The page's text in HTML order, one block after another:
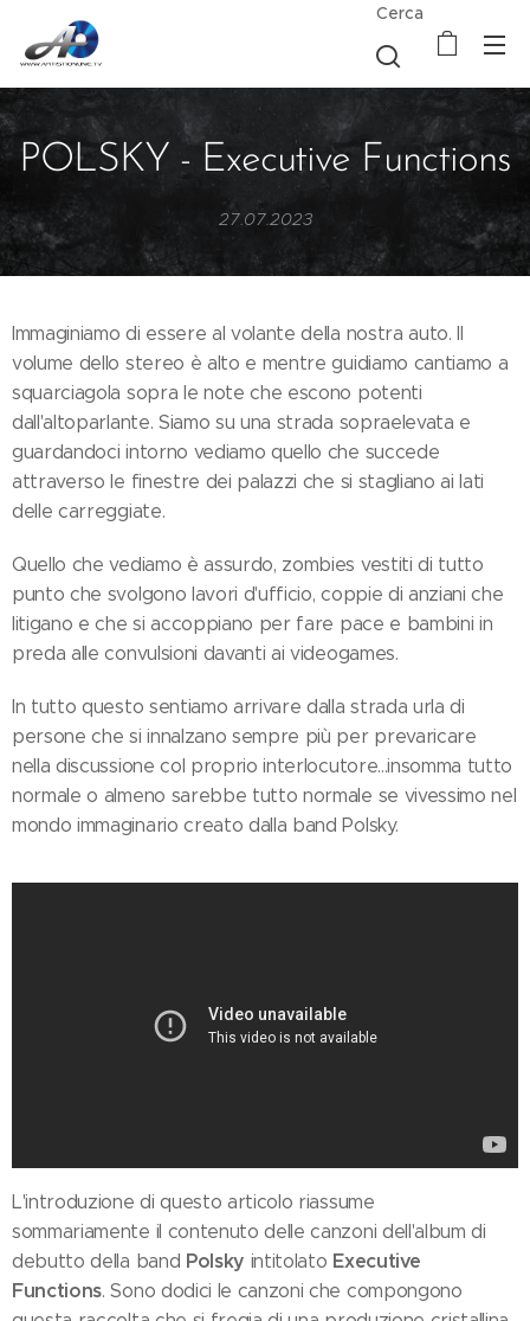
Cerca
POLSKY - Executive Functions
27.07.2023
Immaginiamo di essere al volante della nostra auto. Il
volume dello stereo è alto e mentre guidiamo cantiamo a
squarciagola sopra le note che escono potenti
dall'altoparlante. Siamo su una strada sopraelevata e
guardandoci intorno vediamo quello che succede
attraverso le finestre dei palazzi che si stagliano ai lati
delle carreggiate.
Quello che vediamo è assurdo, zombies vestiti di tutto
punto che svolgono lavori d'ufficio, coppie di anziani che
litigano e che si accoppiano per fare pace e bambini in
preda alle convulsioni davanti ai videogames.
In tutto questo sentiamo arrivare dalla strada urla di
persone che si innalzano sempre più per prevaricare
nella discussione col proprio interlocutore...insomma tutto
normale o almeno sarebbe tutto normale se vivessimo nel
mondo immaginario creato dalla band Polsky.
L'introduzione di questo articolo riassume
sommariamente il contenuto delle canzoni dell'album di
debutto della band Polsky intitolato Executive
Functions. Sono dodici le canzoni che compongono